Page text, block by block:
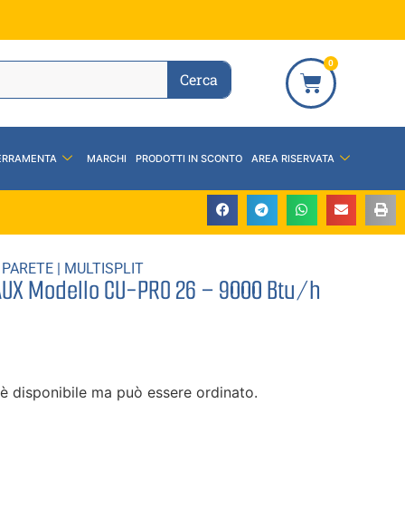
Cerca
0
MARCHI PRODOTTI IN SCONTO AREA RISERVATA
| MULTISPLIT
Modello CU-PRO 26 – 9000 Btu/h
disponibile ma può essere ordinato.